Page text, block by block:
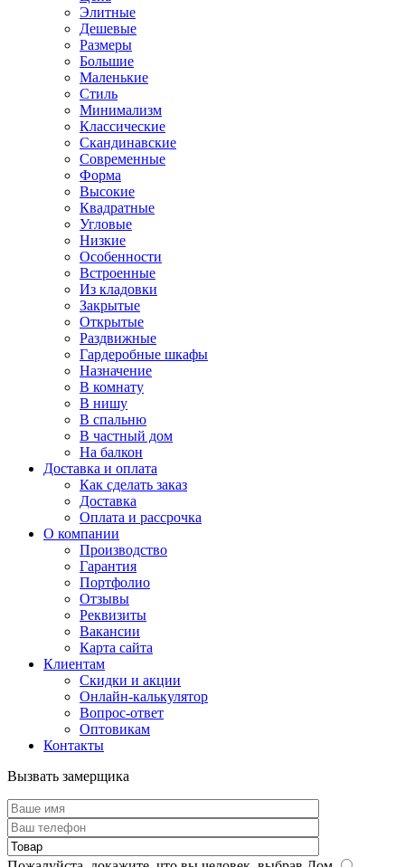
Элитные
Дешевые
Размеры
Большие
Маленькие
Стиль
Минимализм
Классические
Скандинавские
Современные
Форма
Высокие
Квадратные
Угловые
Низкие
Особенности
Встроенные
Из кладовки
Закрытые
Открытые
Раздвижные
Гардеробные шкафы
Назначение
В комнату
В нишу
В спальню
В частный дом
На балкон
Доставка и оплата
Как сделать заказ
Доставка
Оплата и рассрочка
О компании
Производство
Гарантия
Портфолио
Отзывы
Реквизиты
Вакансии
Карта сайта
Клиентам
Скидки и акции
Онлайн-калькулятор
Вопрос-ответ
Оптовикам
Контакты
Вызвать замерщика